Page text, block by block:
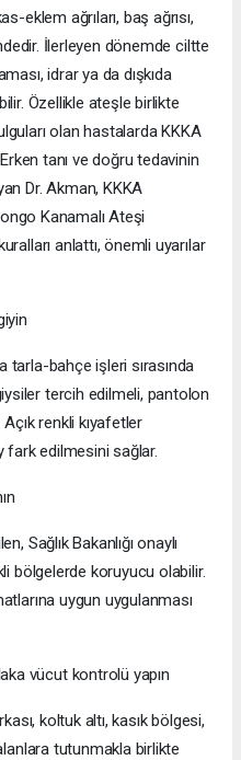
eklem ağrıları, baş ağrısı,
İlerleyen dönemde ciltte
idrar ya da dışkıda
Özellikle ateşle birlikte
olan hastalarda KKKA
tanı ve doğru tedavinin
Dr. Akman, KKKA
Kanamalı Ateşi
anlattı, önemli uyarılar
tarla-bahçe işleri sırasında
tercih edilmeli, pantolon
renkli kıyafetler
fark edilmesini sağlar.
Sağlık Bakanlığı onaylı
bölgelerde koruyucu olabilir.
uygun uygulanması
vücut kontrolü yapın
koltuk altı, kasık bölgesi,
tutunmakla birlikte